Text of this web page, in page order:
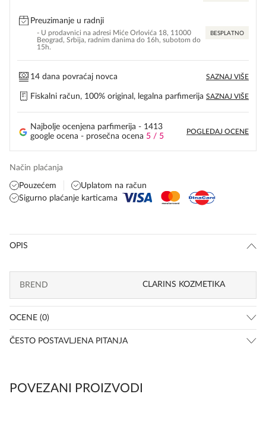
Preuzimanje u radnji
- U prodavnici na adresi Miće Orlovića 18, 11000
Beograd, Srbija, radnim danima do 16h, subotom do
15h.
BESPLATNO
14 dana povraćaj novca SAZNAJ VIŠE
Fiskalni račun, 100% original, legalna parfimerija SAZNAJ VIŠE
Najbolje ocenjena parfimerija - 1413
google ocena - prosečna ocena 5 / 5
POGLEDAJ OCENE
Način plaćanja
Pouzećem
Uplatom na račun
Sigurno plaćanje karticama
OPIS
BREND CLARINS KOZMETIKA
OCENE (0)
ČESTO POSTAVLJENA PITANJA
POVEZANI PROIZVODI